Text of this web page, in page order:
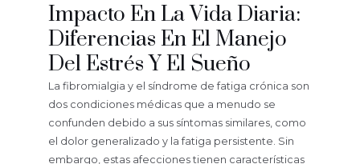
Impacto En La Vida Diaria:
Diferencias En El Manejo
Del Estrés Y El Sueño
La fibromialgia y el síndrome de fatiga crónica son
dos condiciones médicas que a menudo se
confunden debido a sus síntomas similares, como
el dolor generalizado y la fatiga persistente. Sin
embargo, estas afecciones tienen características